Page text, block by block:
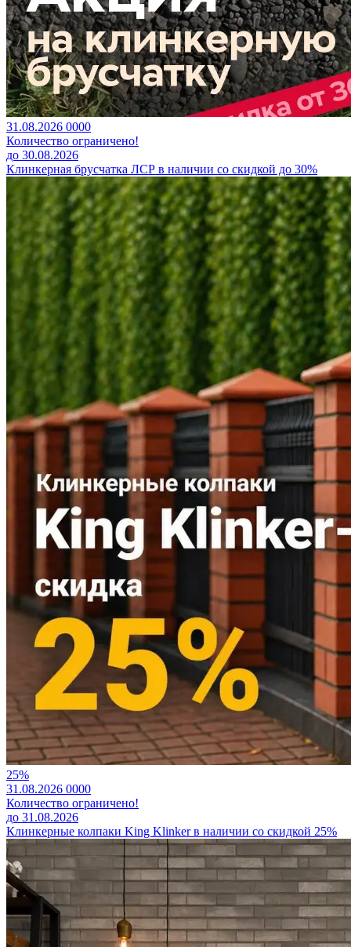
31.08.2026 0000
Количество ограничено!
до 30.08.2026
Клинкерная брусчатка ЛСР в наличии со скидкой до 30%
25%
31.08.2026 0000
Количество ограничено!
до 31.08.2026
Клинкерные колпаки King Klinker в наличии со скидкой 25%